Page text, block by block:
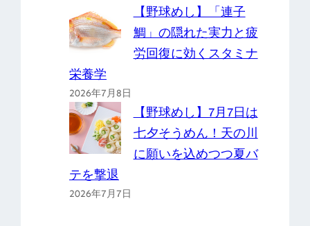
【野球めし】「連子
鯛」の隠れた実力と疲
労回復に効くスタミナ
栄養学
2026年7月8日
【野球めし】7月7日は
七夕そうめん！天の川
に願いを込めつつ夏バ
テを撃退
2026年7月7日